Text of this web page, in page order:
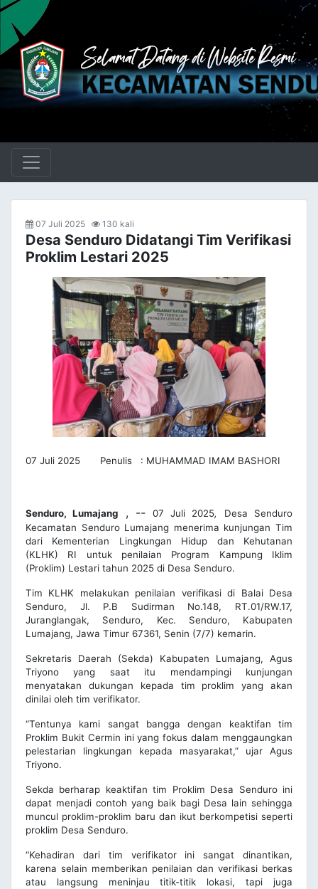
07 Juli 2025 130 kali
Desa Senduro Didatangi Tim Verifikasi
Proklim Lestari 2025
07 Juli 2025 Penulis : MUHAMMAD IMAM BASHORI
Senduro, Lumajang , -- 07 Juli 2025,
Desa Senduro
Kecamatan Senduro Lumajang menerima kunjungan Tim
dari Kementerian Lingkungan Hidup dan Kehutanan
(KLHK) RI untuk penilaian Program Kampung Iklim
(Proklim) Lestari tahun 2025 di Desa Senduro.
Tim KLHK melakukan penilaian verifikasi di Balai Desa
Senduro, Jl. P.B Sudirman No.148, RT.01/RW.17,
Juranglangak, Senduro, Kec. Senduro, Kabupaten
Lumajang, Jawa Timur 67361, Senin (7/7) kemarin.
Sekretaris Daerah (Sekda) Kabupaten Lumajang, Agus
Triyono yang saat itu mendampingi kunjungan
menyatakan dukungan kepada tim proklim yang akan
dinilai oleh tim verifikator.
“Tentunya kami sangat bangga dengan keaktifan tim
Proklim Bukit Cermin ini yang fokus dalam menggaungkan
pelestarian lingkungan kepada masyarakat,” ujar Agus
Triyono.
Sekda berharap keaktifan tim Proklim Desa Senduro ini
dapat menjadi contoh yang baik bagi Desa lain sehingga
muncul proklim-proklim baru dan ikut berkompetisi seperti
proklim Desa Senduro.
“Kehadiran dari tim verifikator ini sangat dinantikan,
karena selain memberikan penilaian dan verifikasi berkas
atau langsung meninjau titik-titik lokasi, tapi juga